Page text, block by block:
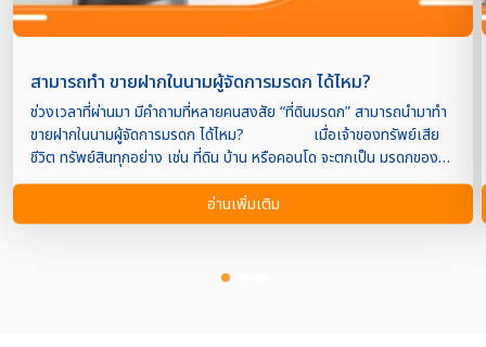
สามารถทำ ขายฝากในนามผู้จัดการมรดก ได้ไหม?
ช่วงเวลาที่ผ่านมา มีคำถามที่หลายคนสงสัย “ที่ดินมรดก” สามารถนำมาทำ
ขายฝากในนามผู้จัดการมรดก ได้ไหม? เมื่อเจ้าของทรัพย์เสีย
ชีวิต ทรัพย์สินทุกอย่าง เช่น ที่ดิน บ้าน หรือคอนโด จะตกเป็น มรดกของ
ทายาทโดยธรรม (ลูก หลาน คู่สมรส ฯลฯ) แต่ก่อนที่ใครจะสามารถนำ
ทรัพย์นั้นไปทำธุรกรรมใดๆ ได้ เช่น ขาย, โอน, หรือขายฝาก จำเป็นต้องมี
“ผู้จัดการมรดก” ซึ่งศาลแต่งตั้งให้เป็นผู้ดูแลทรัพย์มรดกแทนเจ้าของเดิม
ขายฝากได้หรือไม่? คำตอบคือ “ทำได้ แต่ต้องมีเงื่อนไขทางกฎหมายที่
อ่านเพิ่มเติม